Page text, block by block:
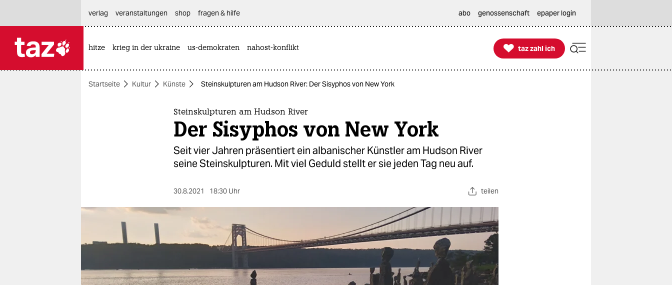
themen
nord
wahrheit
verlag
veranstaltungen shop fragen & hilfe abo genossenschaft epaper login
hitze krieg in der ukraine us-demokraten nahost-konflikt 
taz zahl ich
taz zahl ich
Startseite Kultur Künste Steinskulpturen am Hudson River: Der Sisyphos von New York
Steinskulpturen am Hudson River
Der Sisyphos von New York
Seit vier Jahren präsentiert ein albanischer Künstler am Hudson River
seine Steinskulpturen. Mit viel Geduld stellt er sie jeden Tag neu auf.
30.8.2021 18:30 Uhr teilen